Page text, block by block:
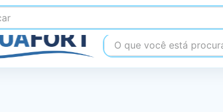
O que você está